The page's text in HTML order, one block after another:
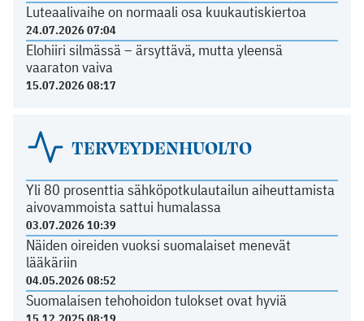
Luteaalivaihe on normaali osa kuukautiskiertoa
24.07.2026 07:04
Elohiiri silmässä – ärsyttävä, mutta yleensä
vaaraton vaiva
15.07.2026 08:17
TERVEYDENHUOLTO
Yli 80 prosenttia sähköpotkulautailun aiheuttamista
aivovammoista sattui humalassa
03.07.2026 10:39
Näiden oireiden vuoksi suomalaiset menevät
lääkäriin
04.05.2026 08:52
Suomalaisen tehohoidon tulokset ovat hyviä